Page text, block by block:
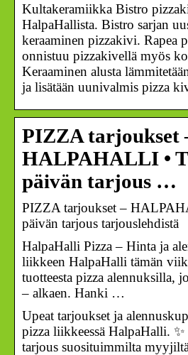
Kultakeramiikka Bistro
HalpaHallista. Bistro sarjan
keraaminen pizzakivi. Rapea
onnistuu pizzakivellä myös
Keraaminen alusta
ja lisätään uunivalmis pizza
PIZZA tarjoukset
HALPAHALLI •
päivän tarjous …
PIZZA tarjoukset –
päivän tarjous tarjouslehdistä
HalpaHalli Pizza – Hinta ja
liikkeen HalpaHalli tämän
tuotteesta pizza alennuksilla,
– alkaen. Hanki …
Upeat tarjoukset ja
pizza liikkeessä HalpaHalli.
tarjous suosituimmilta